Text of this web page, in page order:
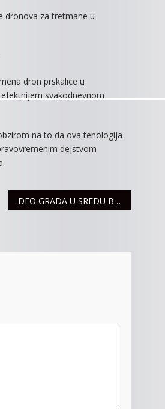
dronova za tretmane u
dron prskalice u
svakodnevnom
na to da ova tehologija
dejstvom
DEO GRADA U SREDU BEZ VODE